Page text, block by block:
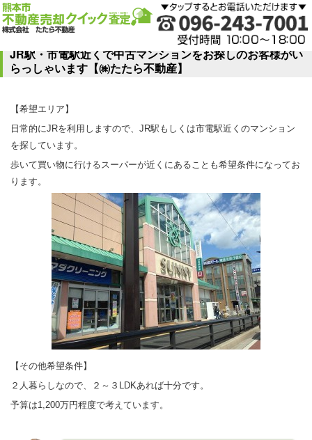
JR駅・市電駅近くで中古マンションをお探しのお客様がい
らっしゃいます【㈱たたら不動産】
【希望エリア】
日常的にJRを利用しますので、JR駅もしくは市電駅近くのマンション
を探しています。
歩いて買い物に行けるスーパーが近くにあることも希望条件になってお
ります。
【その他希望条件】
２人暮らしなので、２～３LDKあれば十分です。
予算は1,200万円程度で考えています。